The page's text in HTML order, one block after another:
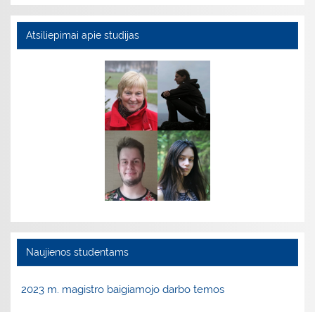
Atsiliepimai apie studijas
Naujienos studentams
2023 m. magistro baigiamojo darbo temos